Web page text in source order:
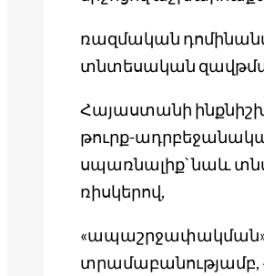
ռազմական
տնտեսական
Հայաստանի
թուրք-
սպառնալիք՝ նաև
ռիսկերով,
«ապաշրջափակման»
տրամաբանությամբ,